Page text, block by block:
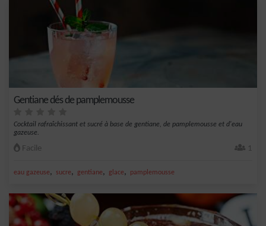
Gentiane dés de pamplemousse
Cocktail rafraîchissant et sucré à base de gentiane, de pamplemousse et d'eau
gazeuse.
Facile 1
eau gazeuse, sucre, gentiane, glace, pamplemousse